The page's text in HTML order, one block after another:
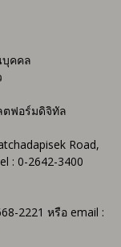
บุคคล
ตฟอร์มดิจิทัล
Road,
: 0-2642-3400
2221 หรือ email :